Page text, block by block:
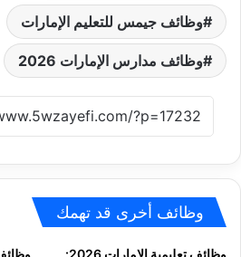
وظائف جيمس للتعليم الإمارات
وظائف مدارس الإمارات 2026
وظائف أخرى قد تهمك
وظائف تعليمية الإمارات 2026: